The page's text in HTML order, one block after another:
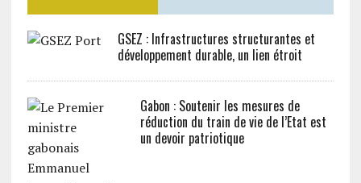
GSEZ : Infrastructures structurantes et
développement durable, un lien étroit
Gabon : Soutenir les mesures de
réduction du train de vie de l’Etat est
un devoir patriotique